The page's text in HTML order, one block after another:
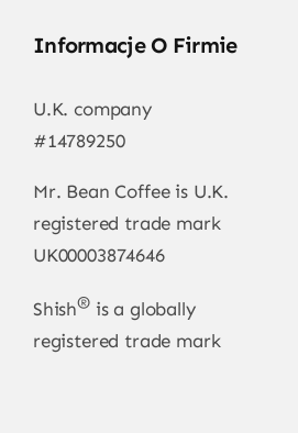
Informacje O Firmie
U.K. company
#14789250
Mr. Bean Coffee is U.K.
registered trade mark
UK00003874646
Shish®is a globally
registered trade mark